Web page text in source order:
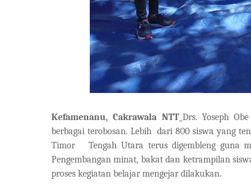
Kefamenanu, Cakrawala NTT_ Drs. Yoseph
berbagai terobosan. Lebih dari 800 siswa yang
Timor
Tengah Utara terus digembleng guna
Pengembangan minat, bakat dan ketrampilan
proses kegiatan belajar mengejar dilakukan.